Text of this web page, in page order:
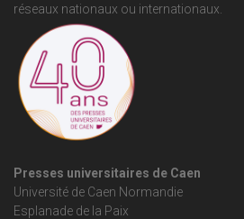
réseaux nationaux ou internationaux.
Presses universitaires de Caen
Université de Caen Normandie
Esplanade de la Paix